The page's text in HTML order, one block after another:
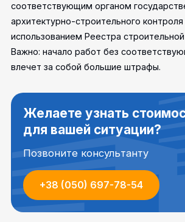
соответствующим органом
архитектурно-строительного контроля
использованием Реестра
Важно: начало работ без
влечет за собой большие штрафы.
Желаете узнать
для вашей ситуации?
Позвоните консультанту
+38 (050) 697-78-54